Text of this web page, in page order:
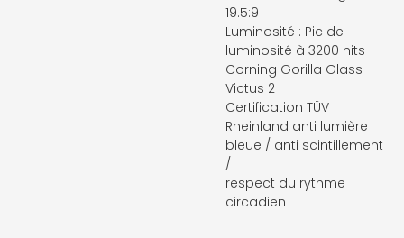
19.5:9
Luminosité : Pic de
luminosité à 3200 nits
Corning Gorilla Glass
Victus 2
Certification TÜV
Rheinland anti lumière
bleue / anti scintillement
/
respect du rythme
circadien